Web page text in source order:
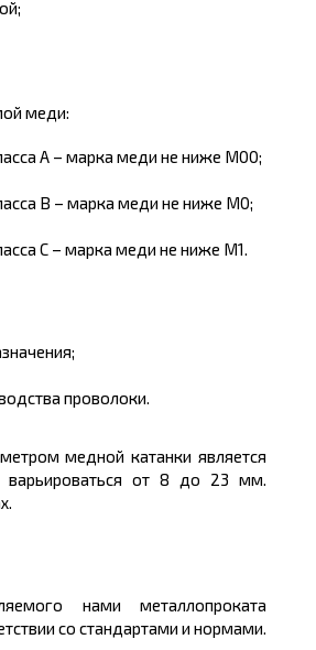
меди:
А – марка меди не ниже М00;
В – марка меди не ниже М0;
С – марка меди не ниже М1.
проволоки.
медной катанки является
от 8 до 23 мм.
нами металлопроката
со стандартами и нормами.